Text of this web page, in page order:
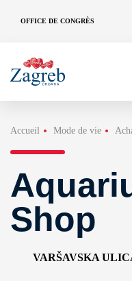
OFFICE DE CONGRÈS
Accueil Mode de vie
Shop
VARŠAVSKA